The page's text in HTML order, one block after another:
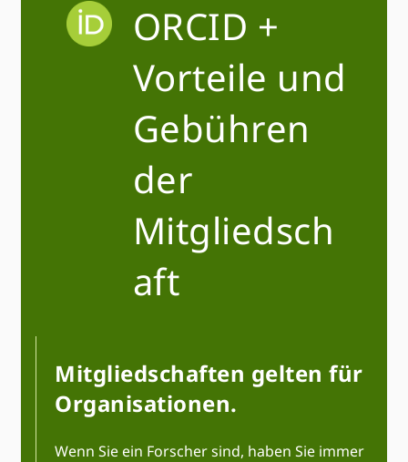
ORCID +
Vorteile und
Gebühren
der
Mitgliedsch
aft
Mitgliedschaften gelten für
Organisationen.
Wenn Sie ein Forscher sind, haben Sie immer